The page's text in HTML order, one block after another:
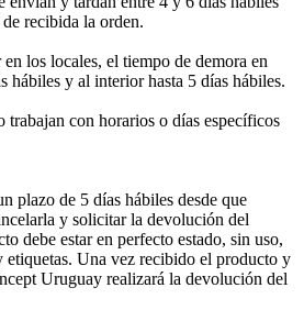
recibida la orden.
los locales, el tiempo de demora en
hábiles y al interior hasta 5 días hábiles.
trabajan con horarios o días específicos
plazo de 5 días hábiles desde que
y solicitar la devolución del
debe estar en perfecto estado, sin uso,
etiquetas. Una vez recibido el producto y
Uruguay realizará la devolución del